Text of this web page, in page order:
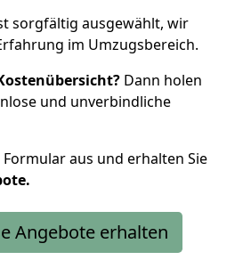
sorgfältig ausgewählt, wir
im Umzugsbereich.
Dann holen
und unverbindliche
Formular aus und erhalten Sie
Angebote erhalten